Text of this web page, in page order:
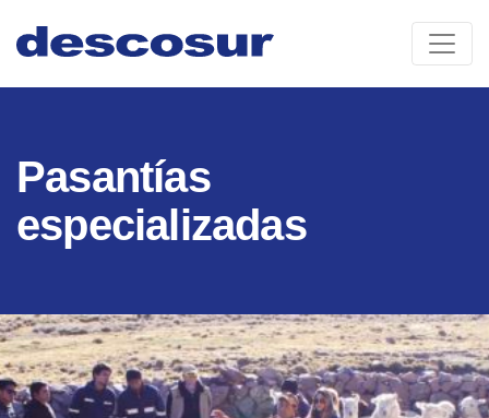
content
Pasantías
especializadas